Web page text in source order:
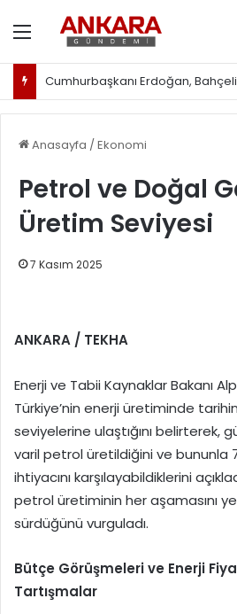
Menü
Cumhurbaşkanı Erdoğan,
Anasayfa / Ekonomi
Petrol ve Doğal
Üretim Seviyesi
7 Kasım 2025
ANKARA / TEKHA
Enerji ve Tabii Kaynaklar Bakanı
Türkiye’nin enerji üretiminde
seviyelerine ulaştığını belirterek,
varil petrol üretildiğini ve bununla
ihtiyacını karşılayabildiklerini
petrol üretiminin her aşamasını
sürdüğünü vurguladı.
Bütçe Görüşmeleri ve Enerji
Tartışmalar